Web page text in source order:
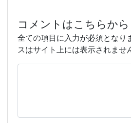
コメントはこちらから
全ての項目に入力が必須となり
スはサイト上には表示されませ